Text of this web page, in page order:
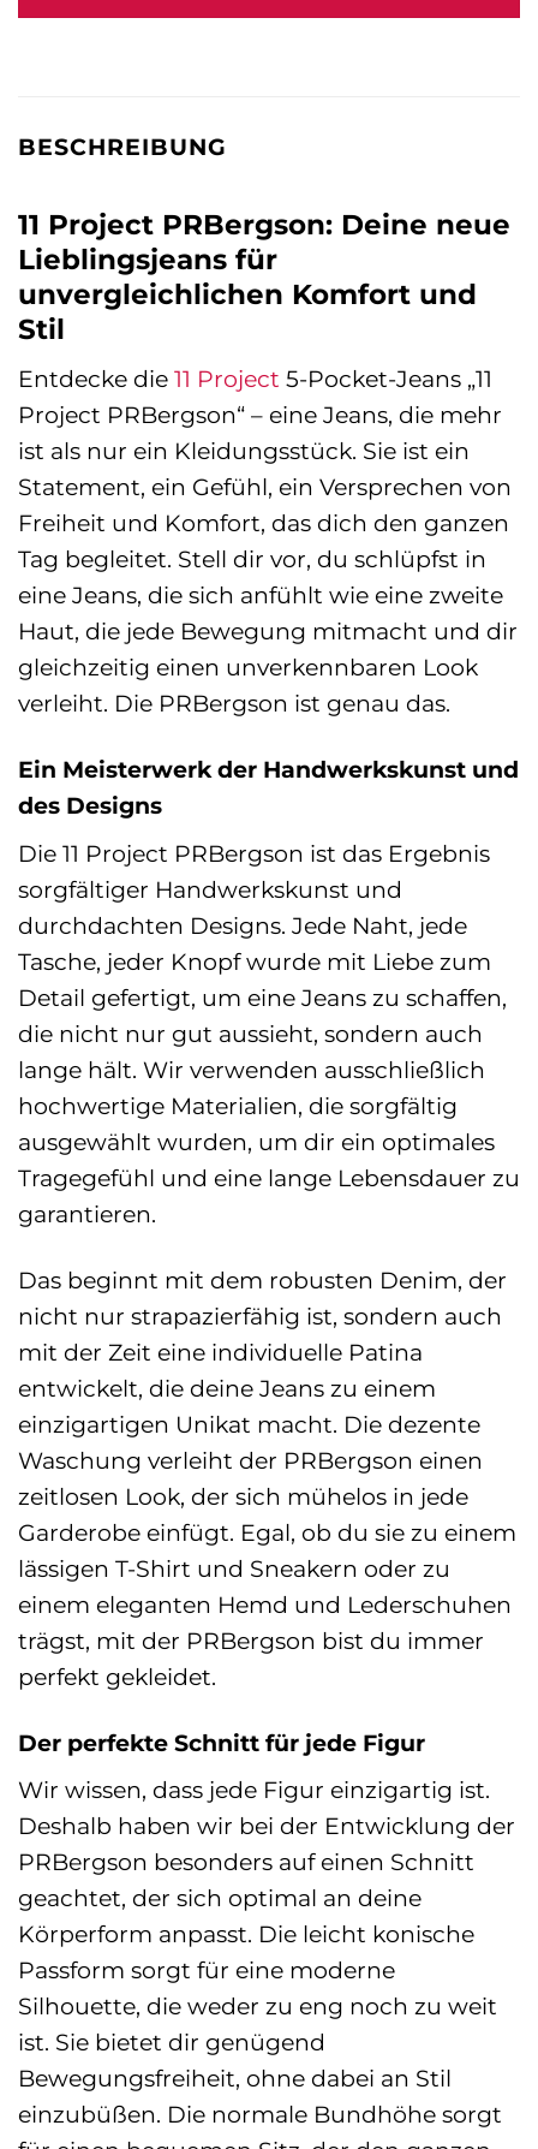
BESCHREIBUNG
11 Project PRBergson: Deine neue
Lieblingsjeans für
unvergleichlichen Komfort und
Stil
Entdecke die 11 Project 5-Pocket-Jeans „11
Project PRBergson“ – eine Jeans, die mehr
ist als nur ein Kleidungsstück. Sie ist ein
Statement, ein Gefühl, ein Versprechen von
Freiheit und Komfort, das dich den ganzen
Tag begleitet. Stell dir vor, du schlüpfst in
eine Jeans, die sich anfühlt wie eine zweite
Haut, die jede Bewegung mitmacht und dir
gleichzeitig einen unverkennbaren Look
verleiht. Die PRBergson ist genau das.
Ein Meisterwerk der Handwerkskunst und
des Designs
Die 11 Project PRBergson ist das Ergebnis
sorgfältiger Handwerkskunst und
durchdachten Designs. Jede Naht, jede
Tasche, jeder Knopf wurde mit Liebe zum
Detail gefertigt, um eine Jeans zu schaffen,
die nicht nur gut aussieht, sondern auch
lange hält. Wir verwenden ausschließlich
hochwertige Materialien, die sorgfältig
ausgewählt wurden, um dir ein optimales
Tragegefühl und eine lange Lebensdauer zu
garantieren.
Das beginnt mit dem robusten Denim, der
nicht nur strapazierfähig ist, sondern auch
mit der Zeit eine individuelle Patina
entwickelt, die deine Jeans zu einem
einzigartigen Unikat macht. Die dezente
Waschung verleiht der PRBergson einen
zeitlosen Look, der sich mühelos in jede
Garderobe einfügt. Egal, ob du sie zu einem
lässigen T-Shirt und Sneakern oder zu
einem eleganten Hemd und Lederschuhen
trägst, mit der PRBergson bist du immer
perfekt gekleidet.
Der perfekte Schnitt für jede Figur
Wir wissen, dass jede Figur einzigartig ist.
Deshalb haben wir bei der Entwicklung der
PRBergson besonders auf einen Schnitt
geachtet, der sich optimal an deine
Körperform anpasst. Die leicht konische
Passform sorgt für eine moderne
Silhouette, die weder zu eng noch zu weit
ist. Sie bietet dir genügend
Bewegungsfreiheit, ohne dabei an Stil
einzubüßen. Die normale Bundhöhe sorgt